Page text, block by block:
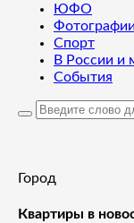
ЮФО
Спорт
В России и
События
Город
Квартиры в